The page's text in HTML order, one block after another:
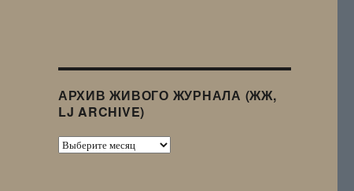
АРХИВ ЖИВОГО ЖУРНАЛА (ЖЖ,
LJ ARCHIVE)
Архив